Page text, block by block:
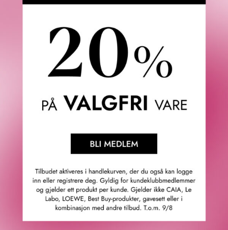
inspirert av arven fra åtte generasjoner av Hennessy
savoir-faire innen cognacproduksjon. Parfymen går dypt
inn i grunnleggerens sinn og minner og inn i dens mest
mystiske dimensjon: «La Part des Anges».
Parfymen: Akkurat som en mesterparfymør skaper
akkordene og essensen i en parfyme, kombinerer en
skape en eksepsjonell cognac. Angels’ Share inneholder
essensen av cognac, utvunnet fra likøren for å gi den
blanding av eiketre Absolute, kanelessens og Tonke Bean
Absolute, gir duftens dvelende noter av sandeltre, pralin
og vanilje en utsøkt finish, en sjelden blanding som bare
engler bør oppleve.